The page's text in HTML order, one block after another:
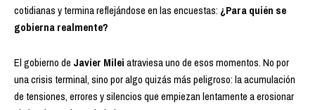
cotidianas y termina reflejándose en las encuestas: ¿Para quién se
gobierna realmente?
El gobierno de Javier Mileiatraviesa uno de esos momentos. No por
una crisis terminal, sino por algo quizás más peligroso: la acumulación
de tensiones, errores y silencios que empiezan lentamente a erosionar